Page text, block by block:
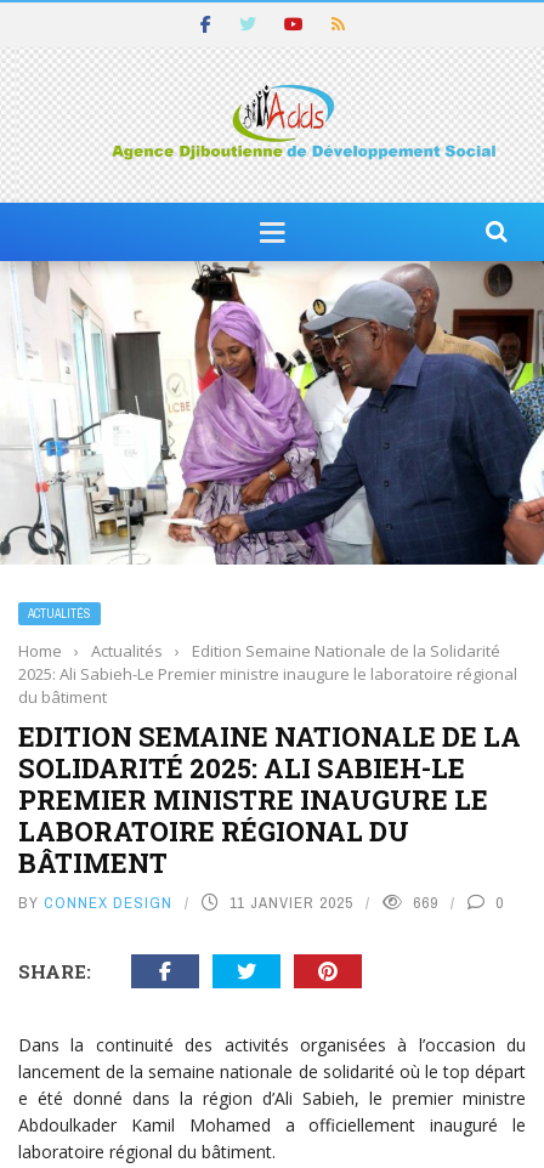
ACTUALITÉS
Home › Actualités ›
Edition Semaine Nationale de la Solidarité
2025: Ali Sabieh-Le Premier ministre inaugure le laboratoire régional
du bâtiment
EDITION SEMAINE NATIONALE DE LA
SOLIDARITÉ 2025: ALI SABIEH-LE
PREMIER MINISTRE INAUGURE LE
LABORATOIRE RÉGIONAL DU
BÂTIMENT
BY CONNEX DESIGN 11 JANVIER 2025 669 0
SHARE:
Dans la continuité des activités organisées à l’occasion du
lancement de la semaine nationale de solidarité où le top départ
e été donné dans la région d’Ali Sabieh, le premier ministre
Abdoulkader Kamil Mohamed a officiellement inauguré le
laboratoire régional du bâtiment.